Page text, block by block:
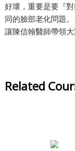
好壞，重要是要『
同的臉部老化問題。
讓陳信翰醫師帶領
Related